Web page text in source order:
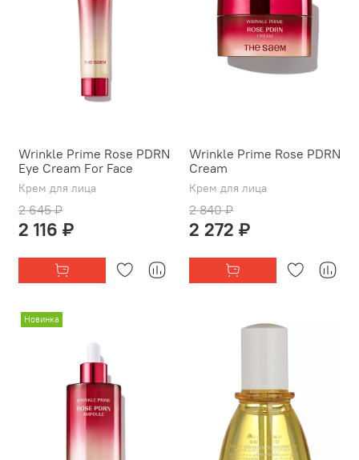
Wrinkle Prime Rose PDRN
Eye Cream For Face
Крем для лица
2 645 ₽
2 116 ₽
Wrinkle Prime Rose PDRN
Cream
Крем для лица
2 840 ₽
2 272 ₽
Новинка